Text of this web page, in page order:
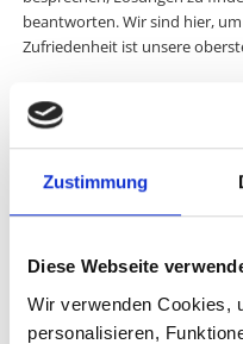
Zustimmung
Diese Webseite
Wir verwenden Cookies,
personalisieren,
beantworten. Wir sind hier,
Zufriedenheit ist unsere
Königsteiner
61381